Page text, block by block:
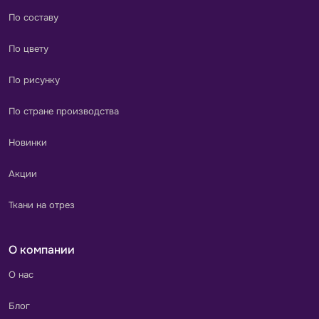
По составу
По цвету
По рисунку
По стране производства
Новинки
Акции
Ткани на отрез
О компании
О нас
Блог